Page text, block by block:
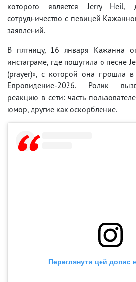
которого является Jerry Heil,
сотрудничество с певицей
заявлений.
В пятницу, 16 января Кажанна
инстаграме, где пошутила о песне
(prayer)», с которой она прошла
Евровидение-2026. Ролик
реакцию в сети: часть
юмор, другие как оскорбление.
Переглянути цей допис